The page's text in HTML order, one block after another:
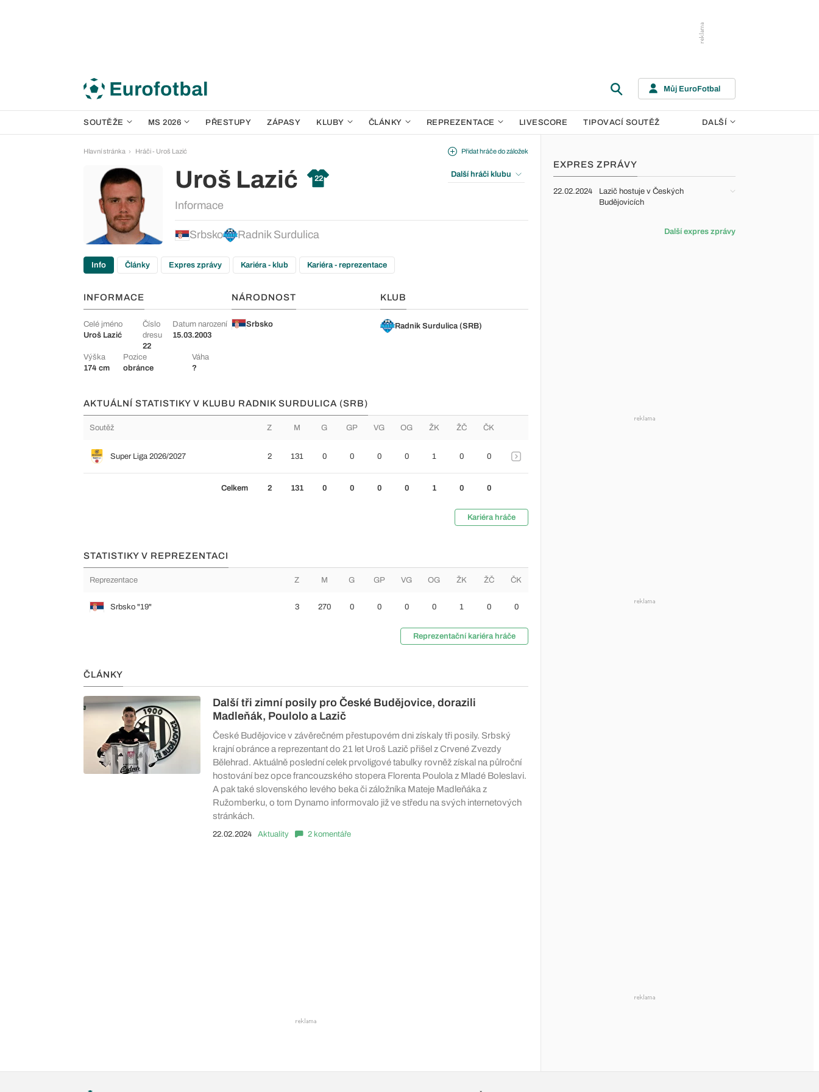
Můj EuroFotbal
SOUTĚŽE MS 2026 PŘESTUPY ZÁPASY KLUBY ČLÁNKY REPREZENTACE LIVESCORE TIPOVACÍ SOUTĚŽ DALŠÍ
Hlavní stránka Hráči - Uroš Lazić
Uroš Lazić 22
Informace
Srbsko Radnik Surdulica
Přidat hráče do záložek
Další hráči klubu
Info Články Expres zprávy Kariéra - klub Kariéra - reprezentace
INFORMACE
Celé jméno
Uroš Lazić
Číslo
dresu
22
Datum narození
15.03.2003
Výška
174 cm
Pozice
obránce
Váha
?
NÁRODNOST
Srbsko
KLUB
Radnik Surdulica (SRB)
AKTUÁLNÍ STATISTIKY V KLUBU RADNIK SURDULICA (SRB)
Soutěž Z M G GP VG OG ŽK ŽČ ČK
Super Liga 2026/2027 2 131 0 0 0 0 1 0 0
Celkem 2 131 0 0 0 0 1 0 0
Kariéra hráče
STATISTIKY V REPREZENTACI
Reprezentace Z M G GP VG OG ŽK ŽČ ČK
Srbsko "19" 3 270 0 0 0 0 1 0 0
Reprezentační kariéra hráče
ČLÁNKY
Další tři zimní posily pro České Budějovice, dorazili
Madleňák, Poulolo a Lazič
České Budějovice v závěrečném přestupovém dni získaly tři posily. Srbský
krajní obránce a reprezentant do 21 let Uroš Lazič přišel z Crvené Zvezdy
Bělehrad. Aktuálně poslední celek prvoligové tabulky rovněž získal na půlroční
hostování bez opce francouzského stopera Florenta Poulola z Mladé Boleslavi.
A pak také slovenského levého beka či záložníka Mateje Madleňáka z
Ružomberku, o tom Dynamo informovalo již ve středu na svých internetových
stránkách.
22.02.2024 Aktuality 2 komentáře
EXPRES ZPRÁVY
22.02.2024
Lazič hostuje v Českých
Budějovicích
Další expres zprávy